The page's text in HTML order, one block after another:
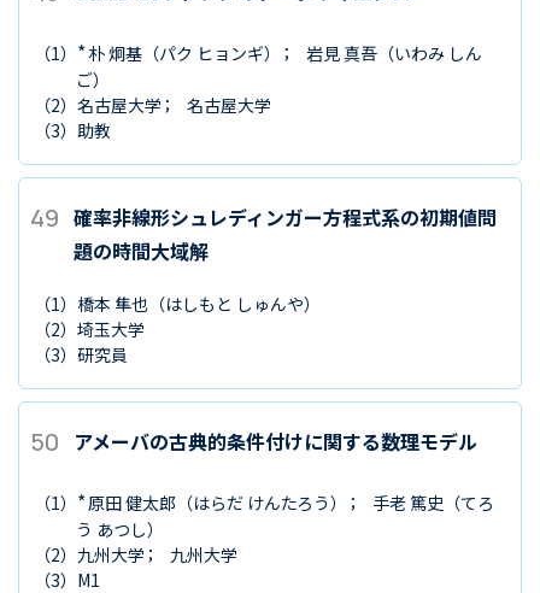
（1） *朴 炯基 （パク ヒョンギ） 岩見 真吾 （いわみ しん
ご）
（2） 名古屋大学
名古屋大学
（3） 助教
49 確率非線形シュレディンガー方程式系の初期値問
題の時間大域解
（1） 橋本 隼也 （はしもと しゅんや）
（2） 埼玉大学
（3） 研究員
50 アメーバの古典的条件付けに関する数理モデル
（1） *原田 健太郎 （はらだ けんたろう） 手老 篤史 （てろ
う あつし）
（2） 九州大学
九州大学
（3） M1